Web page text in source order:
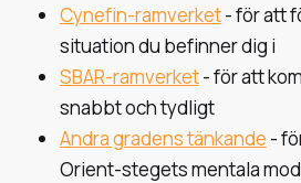
Cynefin-ramverket- för att
situation du befinner dig i
SBAR-ramverket- för att
snabbt och tydligt
Andra gradens tänkande -
Orient-stegets mentala